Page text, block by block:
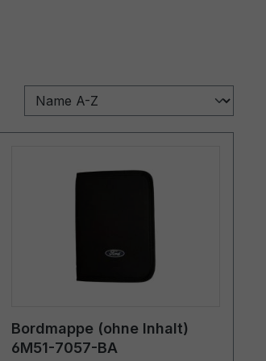
Bordmappe (ohne Inhalt)
6M51-7057-BA